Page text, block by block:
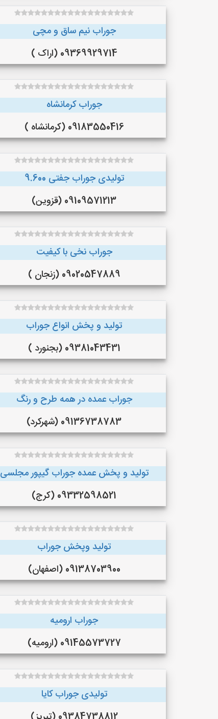
جوراب نیم ساق و مچی
09369929714 (اراک )
جوراب کرمانشاه
09183550416 (کرمانشاه )
تولیدی جوراب جفتی 9.600
09109571213 (قزوین)
جوراب نخی با کیفیت
09020547889 (زنجان )
تولید و پخش انواع جوراب
09381043431 (بجنورد )
جوراب عمده در همه طرح و رنگ
09136738783 (شهرکرد)
تولید و پخش عمده جوراب گیپور مجلسی
09332598521 (کرج)
تولید وپخش جوراب
09138703900 (اصفهان)
جوراب ارومیه
09145573727 (ارومیه)
تولیدی جوراب کایا